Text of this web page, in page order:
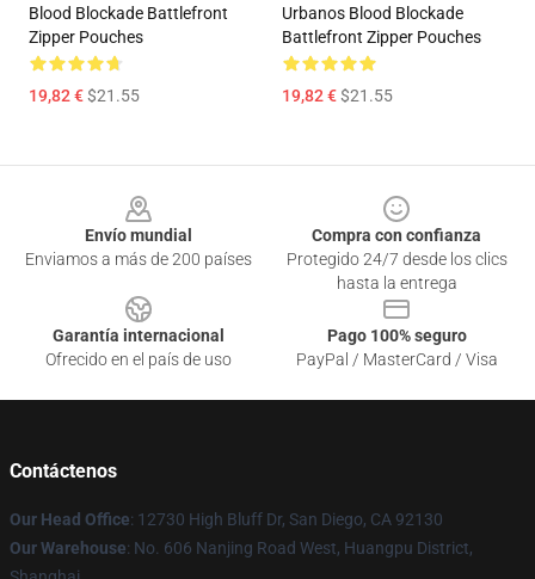
Blood Blockade Battlefront
Zipper Pouches
19,82 €$21.55
Urbanos Blood Blockade
Battlefront Zipper Pouches
19,82 €$21.55
Envío mundial
Enviamos a más de 200 países
Compra con confianza
Protegido 24/7 desde los clics
hasta la entrega
Garantía internacional
Ofrecido en el país de uso
Pago 100% seguro
PayPal / MasterCard / Visa
Contáctenos
Our Head Office: 12730 High Bluff Dr, San Diego, CA 92130
Our Warehouse: No. 606 Nanjing Road West, Huangpu District,